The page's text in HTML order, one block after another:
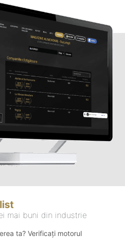
mai buni din industrie
ta? Verificați motorul